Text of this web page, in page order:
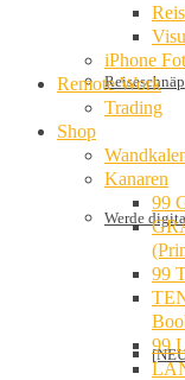
Werde
iPhone
Remote Work
Trading
Shop
Kanaren
99
99
99